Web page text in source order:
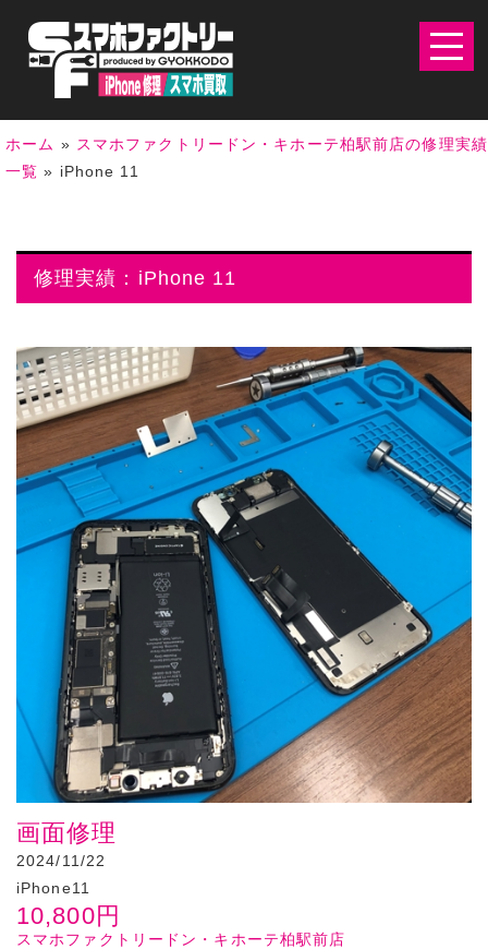
ホーム » スマホファクトリードン・キホーテ柏駅前店の修理実績
一覧 » iPhone 11
修理実績：iPhone 11
画面修理
2024/11/22
iPhone11
10,800 円
スマホファクトリードン・キホーテ柏駅前店